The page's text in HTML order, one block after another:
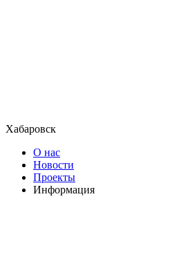
Хабаровск
О нас
Новости
Проекты
Информация